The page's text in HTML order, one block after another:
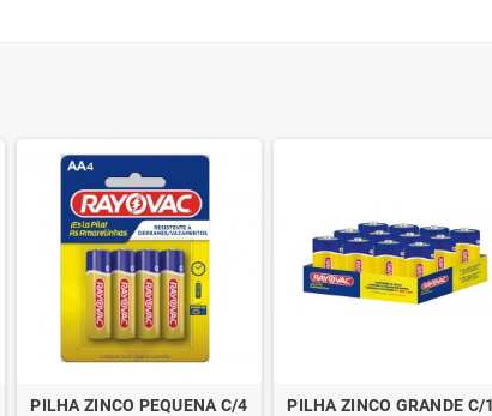
PILHA ZINCO PEQUENA C/4 PILHA ZINCO GRANDE C/